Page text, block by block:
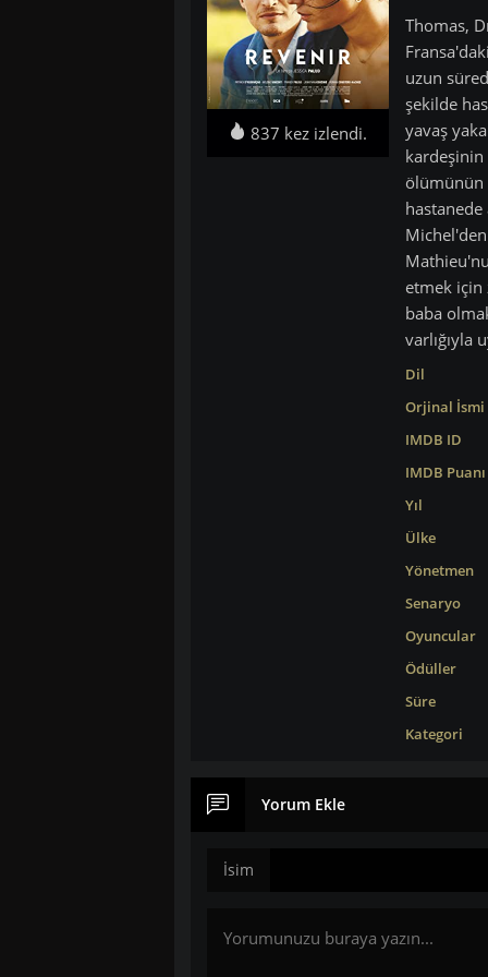
837 kez izlendi.
Thomas,
uzun
şekilde
yavaş
kardeşinin
ölümünün
etmek için
baba
varlığıyla
Dil
Orjinal İsmi
IMDB ID
IMDB Puanı
Yıl
Ülke
Yönetmen
Senaryo
Oyuncular
Ödüller
Süre
Kategori
Yorum Ekle
İsim